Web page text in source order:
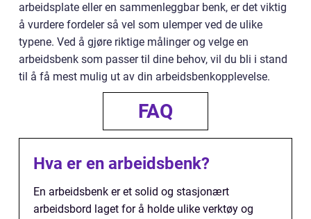
arbeidsplate eller en sammenleggbar benk, er det viktig
å vurdere fordeler så vel som ulemper ved de ulike
typene. Ved å gjøre riktige målinger og velge en
arbeidsbenk som passer til dine behov, vil du bli i stand
til å få mest mulig ut av din arbeidsbenkopplevelse.
FAQ
Hva er en arbeidsbenk?
En arbeidsbenk er et solid og stasjonært
arbeidsbord laget for å holde ulike verktøy og